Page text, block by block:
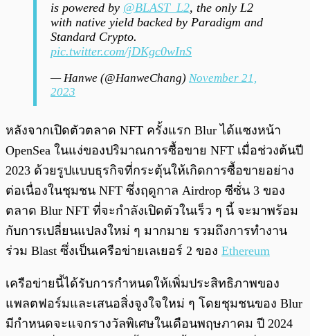
is powered by @BLAST_L2, the only L2
with native yield backed by Paradigm and
Standard Crypto.
pic.twitter.com/jDKgc0wInS
— Hanwe (@HanweChang) November 21,
2023
หลังจากเปิดตัวตลาด NFT ครั้งแรก Blur ได้แซงหน้า
OpenSea ในแง่ของปริมาณการซื้อขาย NFT เมื่อช่วงต้นปี
2023 ด้วยรูปแบบธุรกิจที่กระตุ้นให้เกิดการซื้อขายอย่าง
ต่อเนื่องในชุมชน NFT ซึ่งฤดูกาล Airdrop ซีซั่น 3 ของ
ตลาด Blur NFT ที่จะกำลังเปิดตัวในเร็ว ๆ นี้ จะมาพร้อม
กับการเปลี่ยนแปลงใหม่ ๆ มากมาย รวมถึงการทำงาน
ร่วม Blast ซึ่งเป็นเครือข่ายเลเยอร์ 2 ของ Ethereum
เครือข่ายนี้ได้รับการกำหนดให้เพิ่มประสิทธิภาพของ
แพลตฟอร์มและเสนอสิ่งจูงใจใหม่ ๆ โดยชุมชนของ Blur
มีกำหนดจะแจกรางวัลพิเศษในเดือนพฤษภาคม ปี 2024